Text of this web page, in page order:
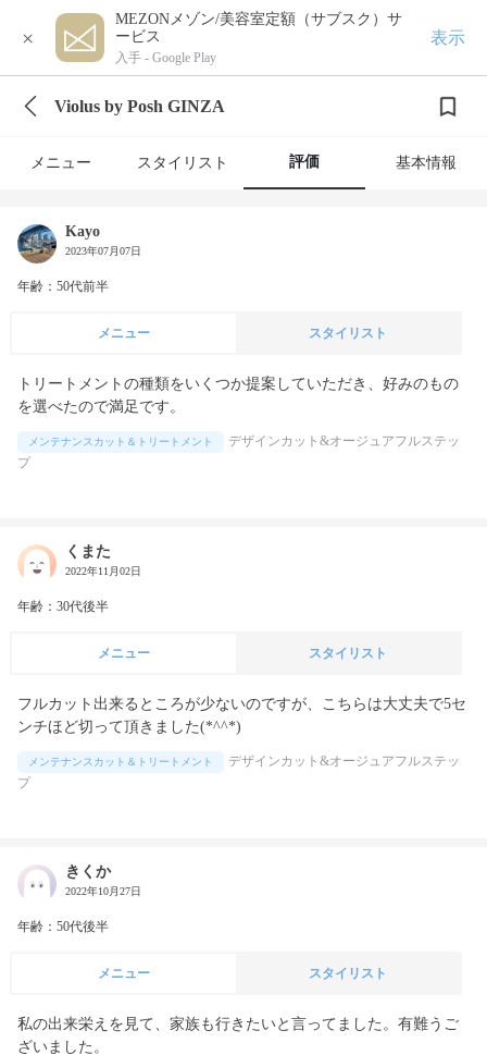
×
MEZONメゾン/美容室定額（サブスク）サ
ービス
入手 - Google Play
表示
Violus by Posh GINZA
メニュー スタイリスト 評価 基本情報
Kayo
2023年07月07日
年齢：50代前半
メニュー スタイリスト
トリートメントの種類をいくつか提案していただき、好みのもの
を選べたので満足です。
メンテナンスカット＆トリートメント
デザインカット&オージュアフルステッ
プ
くまた
2022年11月02日
年齢：30代後半
メニュー スタイリスト
フルカット出来るところが少ないのですが、こちらは大丈夫で5セ
ンチほど切って頂きました(*^^*)
メンテナンスカット＆トリートメント
デザインカット&オージュアフルステッ
プ
きくか
2022年10月27日
年齢：50代後半
メニュー スタイリスト
私の出来栄えを見て、家族も行きたいと言ってました。有難うご
ざいました。